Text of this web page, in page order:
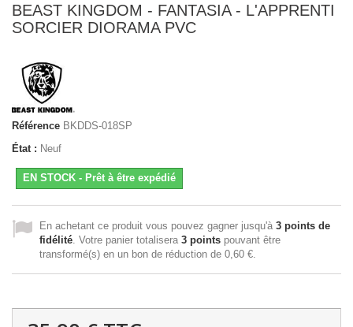
BEAST KINGDOM - FANTASIA - L'APPRENTI
SORCIER DIORAMA PVC
Référence BKDDS-018SP
État : Neuf
EN STOCK - Prêt à être expédié
En achetant ce produit vous pouvez gagner jusqu'à 3 points de
fidélité . Votre panier totalisera 3 points pouvant être
transformé(s) en un bon de réduction de 0,60 €